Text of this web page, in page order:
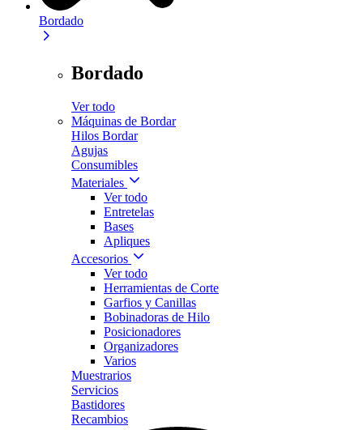
Bordado
Bordado
Ver todo
Máquinas de Bordar
Hilos Bordar
Agujas
Consumibles
Materiales
Ver todo
Entretelas
Bases
Apliques
Accesorios
Ver todo
Herramientas de Corte
Garfios y Canillas
Bobinadoras de Hilo
Posicionadores
Organizadores
Varios
Muestrarios
Servicios
Bastidores
Recambios